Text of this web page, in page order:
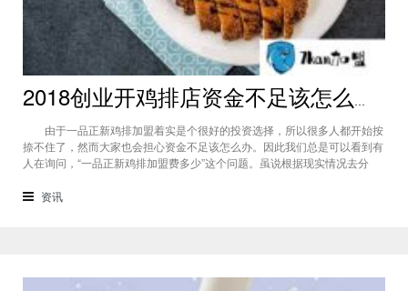
2018创业开鸡排店资金不足该怎么办 一品正新鸡排加盟费多少
由于一品正新鸡排加盟着实是个很好的投资选择，所以很多人都开始按
捺不住了，然而大家也会担心资金不足该怎么办。因此我们总是可以看到有
人在询问，“一品正新鸡排加盟费多少”这个问题。虽说根据现实情况去分
不多而自己很想开店，到时候该怎么办。 （一品正新鸡排加盟费多少）
资讯